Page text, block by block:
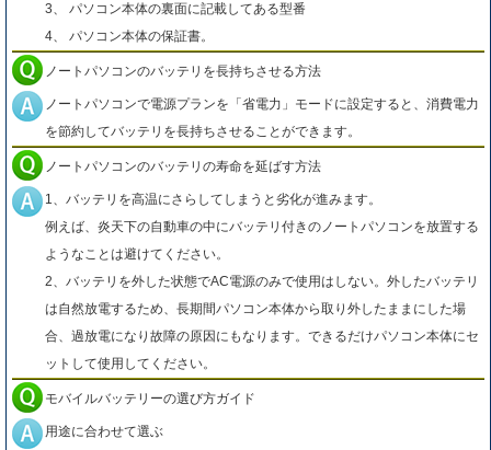
3、 パソコン本体の裏面に記載してある型番
4、 パソコン本体の保証書。
ノートパソコンのバッテリを長持ちさせる方法
ノートパソコンで電源プランを「省電力」モードに設定すると、消費電力
を節約してバッテリを長持ちさせることができます。
ノートパソコンのバッテリの寿命を延ばす方法
1、バッテリを高温にさらしてしまうと劣化が進みます。
例えば、炎天下の自動車の中にバッテリ付きのノートパソコンを放置する
ようなことは避けてください。
2、バッテリを外した状態でAC電源のみで使用はしない。外したバッテリ
は自然放電するため、長期間パソコン本体から取り外したままにした場
合、過放電になり故障の原因にもなります。できるだけパソコン本体にセ
ットして使用してください。
モバイルバッテリーの選び方ガイド
用途に合わせて選ぶ